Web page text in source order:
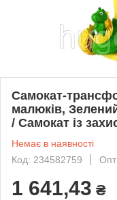
Самокат-
малюків,
/ Самокат із
Немає в наявності
Код: 234582759
Опт
1 641,43 ₴